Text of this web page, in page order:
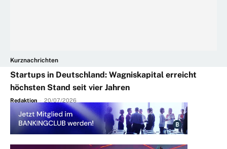
Kurznachrichten
Startups in Deutschland: Wagniskapital erreicht
höchsten Stand seit vier Jahren
Redaktion - 20/07/2026